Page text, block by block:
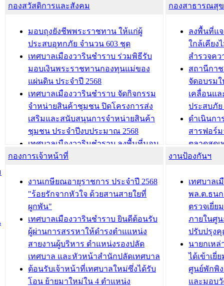
โรงเรียน/ศูนย์พัฒนาเด็กเล็ก/สถานธนา
บทความ อื่นๆ ...
พัฒนาการจัดเก็บรายได้ ประจำปี พ.ศ.
เทศบาลเมืองวารินชำราบ ร่วมการ
ประชุมวิชาการระดับนานาชาติและ
นิทรรศการด้านนวัตกรรมท้องถิ่น 2568
และรับรางวัลทีมนักวิจัยดีเด่นจาก
นวัตกรรมโครงการทะเบียนภาษีป้าย
ประชุมผู้เช่าอาคารพาณิชย์ บริเวณ
ถนนเกษมสุขและถนนประทุมเทพภักดี
บทความ อื่นๆ ...
โครงการ
เทศบาล
รับฟังคว
ผังเมือง
วารินชำ
เทศบาล
ซักซ้อมแ
ประโยช
บทความ อื่นๆ ...
กองสวัสดิการและสังคม
มอบถุงยังชีพพระราชทาน ให้แก่ผู้
ประสบอุทกภัย จำนวน 603 ชุด
เทศบาลเมืองวารินชำราบ ร่วมพิธีรับ
มอบเงินพระราชทานกองทุนแม่ของ
แผ่นดิน ประจำปี 2568
เทศบาลเมืองวารินชำราบ จัดกิจกรรม
จำหน่ายสินค้าชุมชน ปิดโครงการส่ง
เสริมและสนับสนุนการจำหน่ายสินค้า
ชุมชน ประจำปีงบประมาณ 2568
เทศบาลเมืองวารินชำราบ ลงพื้นที่มอบ
น้ำดื่มแก่ผู้พักอาศัย ณ ศูนย์พักพิง
กองสวัสดิการสังคม เทศบาลเมือง
วารินชำราบ จัดโครงการอบรมอาชีพ
ระยะสั้น ประจำปี 2568 (หลักสูตรการ
ถักทอผลิตภัณฑ์จากถุงพลาสติก)
บทความ อื่นๆ ...
กองสาธารณสุ
ลงพื้นที่แ
ใกล้เคียง
สำรวจค
สถานีกา
จัดอบรม
เคลื่อนแ
ประสบภั
ดำเนินกา
สารฟอร์
ตลาดสดเ
วารินชำร
ถนนแก่เ
เด็กเล็ก
เทศบาลเ
ปรึกษาห
วัยของอ
บทความ อื่นๆ ...
กองการเจ้าหน้าที่
งานเกษียณอายุราชการ ประจำปี 2568
"ร้อยรักจากหัวใจ ด้วยสานสายใยที่
ผูกพัน"
เทศบาลเมืองวารินชำราบ ยินดีต้อนรับ
ผู้ผ่านการสรรหาให้ดำรงตำแแหน่ง
สายงานผู้บริหาร ตำแหน่งรองปลัด
เทศบาล และหัวหน้าสำนักปลัดเทศบาล
ต้อนรับเจ้าหน้าที่เทศบาลใหม่ซึ่งได้รับ
โอน ย้ายมาใหม่ใน 4 ตำแหน่ง
งานป้องกันฯ
เทศบาลเ
พล.ต.ธน
ตรวจเยี่ย
ภายในศู
ปรับปรุง
นายกเห
ได้เข้าเยี่
ศูนย์พักพิ
และมอบ